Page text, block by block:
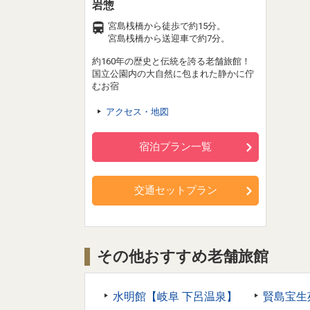
岩惣
宮島桟橋から徒歩で約15分。
宮島桟橋から送迎車で約7分。
約160年の歴史と伝統を誇る老舗旅館！
国立公園内の大自然に包まれた静かに佇
むお宿
アクセス・地図
宿泊プラン一覧
交通セットプラン
その他おすすめ老舗旅館
水明館【岐阜 下呂温泉】 賢島宝生